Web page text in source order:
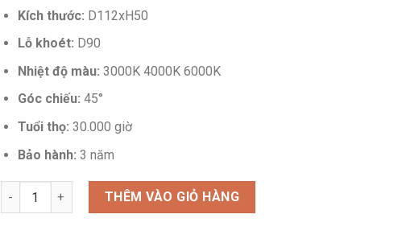
Kích thước: D112xH50
Lỗ khoét: D90
Nhiệt độ màu: 3000K 4000K 6000K
Góc chiếu: 45°
Tuổi thọ: 30.000 giờ
Bảo hành: 3 năm
Số lượng THÊM VÀO GIỎ HÀNG